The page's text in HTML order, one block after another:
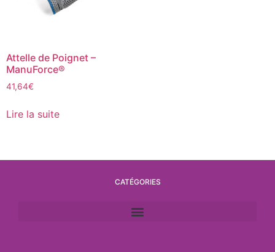
Attelle de Poignet –
ManuForce®
41,64€
Lire la suite
CATÉGORIES